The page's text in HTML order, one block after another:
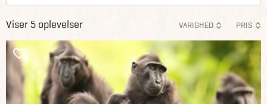
VARIGHED PRIS
Viser 5 oplevelser